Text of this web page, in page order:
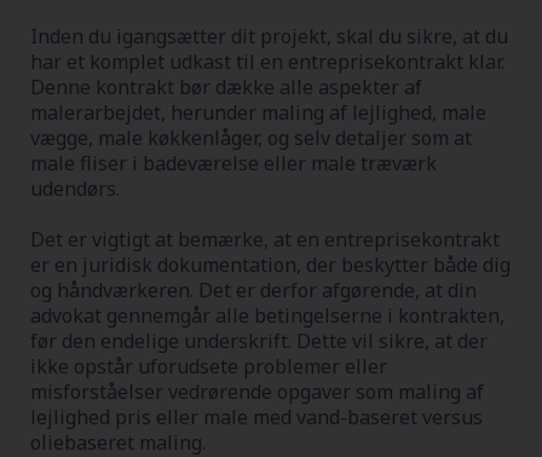
Inden du igangsætter dit projekt, skal du sikre, at du
har et komplet udkast til en entreprisekontrakt klar.
Denne kontrakt bør dække alle aspekter af
malerarbejdet, herunder maling af lejlighed, male
vægge, male køkkenlåger, og selv detaljer som at
male fliser i badeværelse eller male træværk
udendørs.
Det er vigtigt at bemærke, at en entreprisekontrakt
er en juridisk dokumentation, der beskytter både dig
og håndværkeren. Det er derfor afgørende, at din
advokat gennemgår alle betingelserne i kontrakten,
før den endelige underskrift. Dette vil sikre, at der
ikke opstår uforudsete problemer eller
misforståelser vedrørende opgaver som maling af
lejlighed pris eller male med vand-baseret versus
oliebaseret maling.